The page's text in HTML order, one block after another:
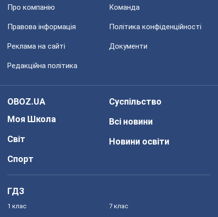
Про компанію Команда
Правова інформація Політика конфіденційності
Реклама на сайті Документи
Редакційна політика
OBOZ.UA
Моя Школа
Світ
Спорт
Суспільство
Всі новини
Новини освіти
ГДЗ
1 клас 7 клас